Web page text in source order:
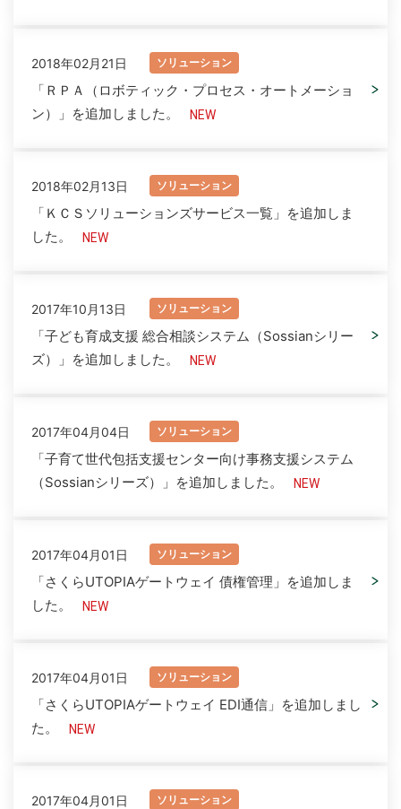
2018年02月21日 ソリューション
「ＲＰＡ（ロボティック・プロセス・オートメーショ
ン）」を追加しました。
2018年02月13日 ソリューション
「ＫＣＳソリューションズサービス一覧」を追加しま
した。
2017年10月13日 ソリューション
「子ども育成支援 総合相談システム（Sossianシリー
ズ）」を追加しました。
2017年04月04日 ソリューション
「子育て世代包括支援センター向け事務支援システム
（Sossianシリーズ）」を追加しました。
2017年04月01日 ソリューション
「さくらUTOPIAゲートウェイ 債権管理」を追加しま
した。
2017年04月01日 ソリューション
「さくらUTOPIAゲートウェイ EDI通信」を追加しまし
た。
2017年04月01日 ソリューション